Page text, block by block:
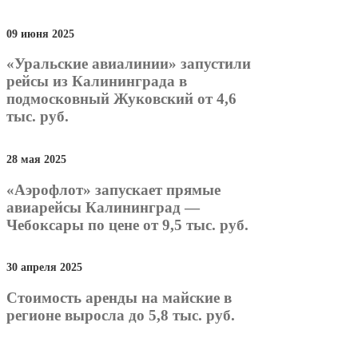
09 июня 2025
«Уральские авиалинии» запустили
рейсы из Калининграда в
подмосковный Жуковский от 4,6
тыс. руб.
28 мая 2025
«Аэрофлот» запускает прямые
авиарейсы Калининград —
Чебоксары по цене от 9,5 тыс. руб.
30 апреля 2025
Стоимость аренды на майские в
регионе выросла до 5,8 тыс. руб.